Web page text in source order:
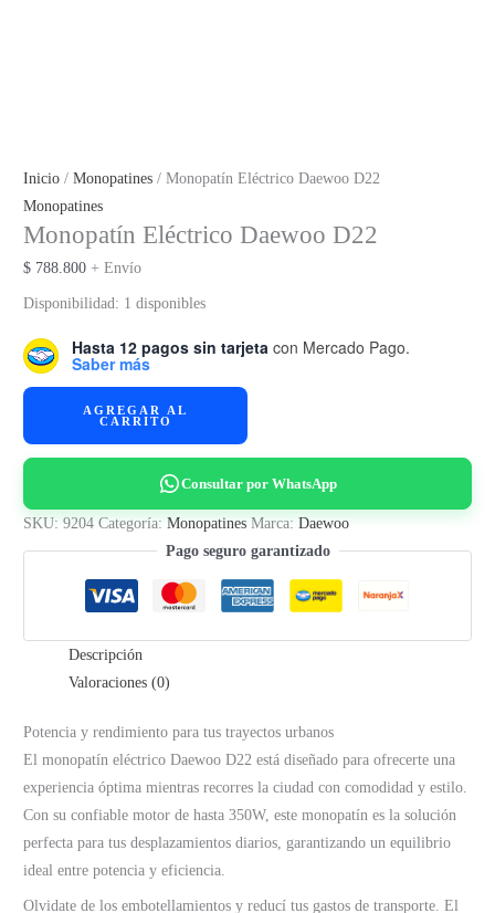
Inicio /Monopatines / Monopatín Eléctrico Daewoo D22
Monopatines
Monopatín Eléctrico Daewoo D22
$ 788.800 + Envío
Disponibilidad: 1 disponibles
Hasta 12 pagos sin tarjeta con Mercado Pago.
Saber más
Monopatín
Daewoo
cantidad
AGREGAR AL
CARRITO
Consultar por WhatsApp
SKU:9204 Categoría:Monopatines Marca:Daewoo
Pago seguro garantizado
Descripción
Valoraciones (0)
Potencia y rendimiento para tus trayectos urbanos
El monopatín eléctrico Daewoo D22 está diseñado para ofrecerte una
experiencia óptima mientras recorres la ciudad con comodidad y estilo.
Con su confiable motor de hasta 350W, este monopatín es la solución
perfecta para tus desplazamientos diarios, garantizando un equilibrio
ideal entre potencia y eficiencia.
Olvidate de los embotellamientos y reducí tus gastos de transporte. El